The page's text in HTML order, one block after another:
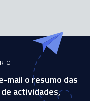
mail o resumo das
actividades,